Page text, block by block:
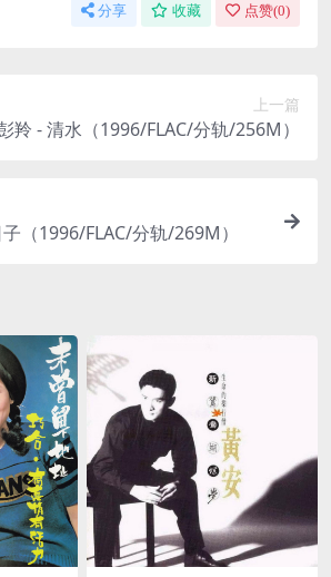
分享 收藏 点赞(0)
上一篇
羚 - 清水（1996/FLAC/分轨/256M）
（1996/FLAC/分轨/269M）